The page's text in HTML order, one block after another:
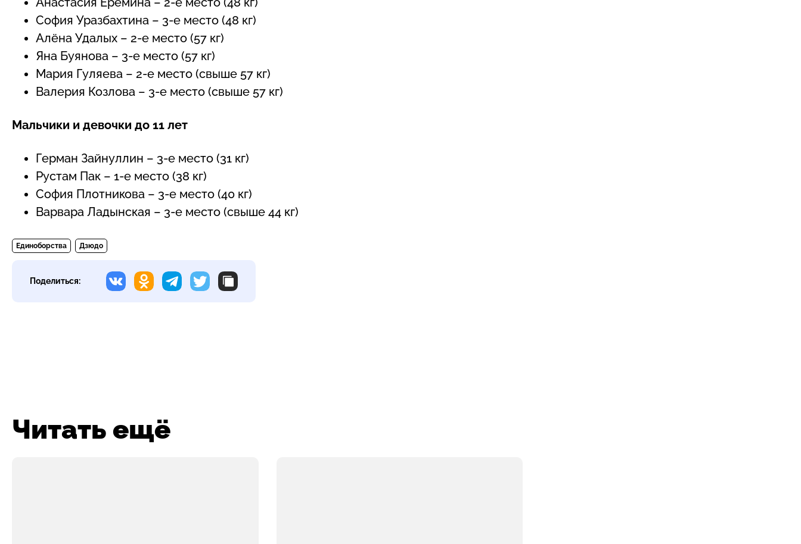
София Уразбахтина – 3-е место (48 кг)
Алёна Удалых – 2-е место (57 кг)
Яна Буянова – 3-е место (57 кг)
Мария Гуляева – 2-е место (свыше 57 кг)
Валерия Козлова – 3-е место (свыше 57 кг)
Мальчики и девочки до 11 лет
Герман Зайнуллин – 3-е место (31 кг)
Рустам Пак – 1-е место (38 кг)
София Плотникова – 3-е место (40 кг)
Варвара Ладынская – 3-е место (свыше 44 кг)
Единоборства Дзюдо
Поделиться:
Читать ещё